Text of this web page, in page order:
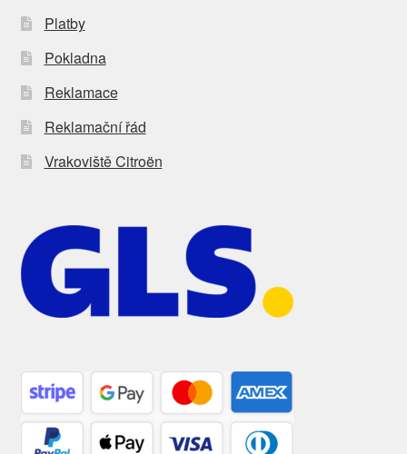
Platby
Pokladna
Reklamace
Reklamační řád
Vrakoviště Citroën